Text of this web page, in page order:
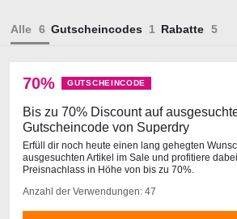
Alle Gutscheincodes Rabatte
70% GUTSCHEINCODE
Bis zu 70% Discount auf
Gutscheincode von Superdry
Erfüll dir noch heute einen lang gehegten
ausgesuchten Artikel im Sale und profitiere
Preisnachlass in Höhe von bis zu 70%.
Anzahl der Verwendungen: 47